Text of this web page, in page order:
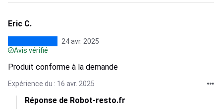
Eric C.
24 avr. 2025
Avis vérifié
Produit conforme à la demande
Expérience du : 16 avr. 2025
Réponse de Robot-resto.fr